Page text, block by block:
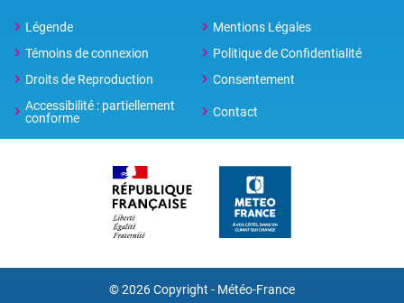
Légende
Mentions Légales
Témoins de connexion
Politique de Confidentialité
Droits de Reproduction
Consentement
Accessibilité : partiellement
conforme
Contact
© 2026 Copyright - Météo-France